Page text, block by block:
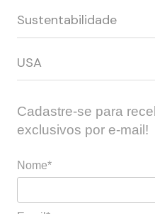
Sustentabilidade
USA
Cadastre-se para
exclusivos por e-mail!
Nome*